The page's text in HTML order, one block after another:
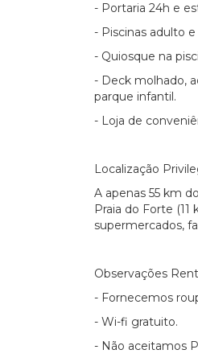
- Portaria 24h e
- Piscinas adulto
- Quiosque na
- Deck molhado,
parque infantil.
- Loja de
Localização
A apenas 55 km
Praia do Forte (11
supermercados,
Observações
- Fornecemos
- Wi-fi gratuito.
- Não aceitamos